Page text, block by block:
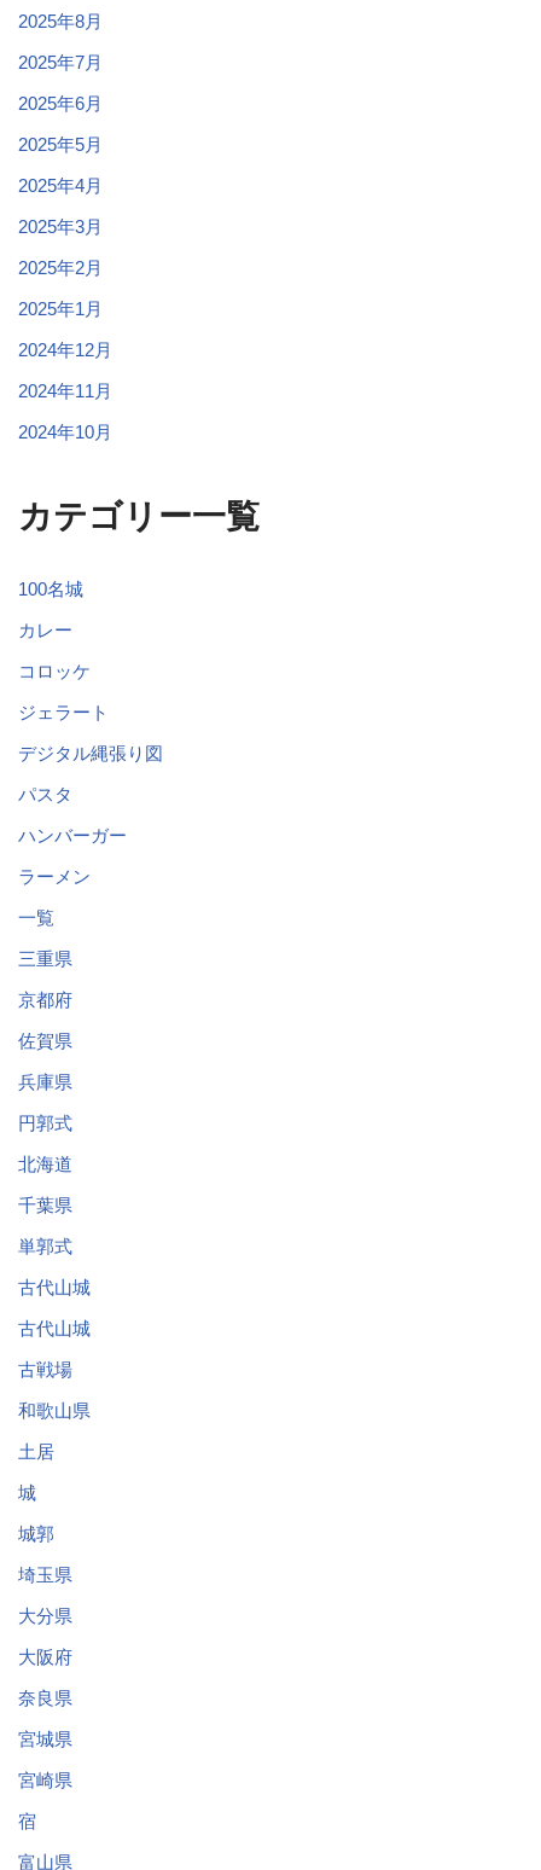
2025年8月
2025年7月
2025年6月
2025年5月
2025年4月
2025年3月
2025年2月
2025年1月
2024年12月
2024年11月
2024年10月
カテゴリー一覧
100名城
カレー
コロッケ
ジェラート
デジタル縄張り図
パスタ
ハンバーガー
ラーメン
一覧
三重県
京都府
佐賀県
兵庫県
円郭式
北海道
千葉県
単郭式
古代山城
古代山城
古戦場
和歌山県
土居
城
城郭
埼玉県
大分県
大阪府
奈良県
宮城県
宮崎県
宿
富山県